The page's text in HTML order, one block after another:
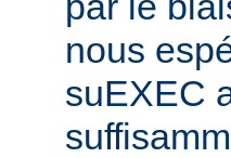
nous
suEXEC